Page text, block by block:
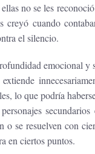
no se les
creyó cuando
el silencio.
emocional y
lo que podría
o se resuelven con
en ciertos puntos.